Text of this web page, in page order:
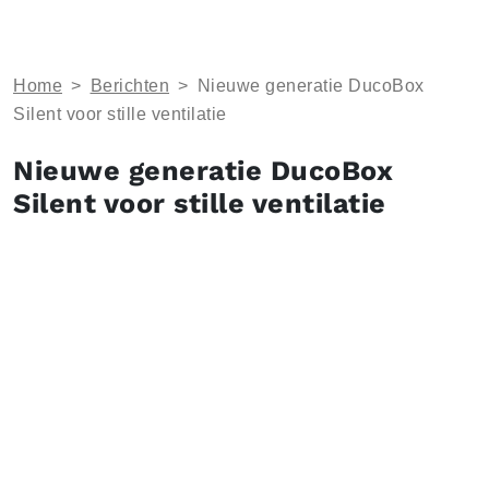
Home > Berichten >
Nieuwe generatie DucoBox
Silent voor stille ventilatie
Nieuwe generatie DucoBox
Silent voor stille ventilatie